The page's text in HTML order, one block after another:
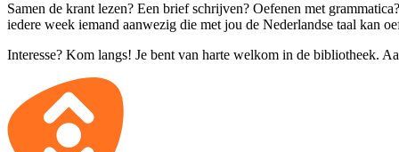
Samen de krant lezen? Een brief schrijven? Oefenen met
iedere week iemand aanwezig die met jou de Nederlandse taal kan
Interesse? Kom langs! Je bent van harte welkom in de bibliotheek.